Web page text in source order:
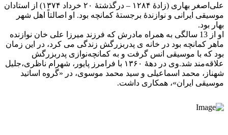
علی‌اصغر بهاری (زادهٔ ۱۲۸۴ – درگذشتهٔ ۲۰ خرداد ۱۳۷۴) از استادان
موسیقی ایرانی و نوازندهٔ برجستهٔ کمانچه بود. او اصالتاً اهل شهر
بهار بود.
او از 13 سالگی به همراه مادرش که فرزند میرزا علی خان نوازنده
ماهر کمانچه بود در خانه ی پدربزرگش زندگی می کرد، در این زمان
بود که با موسیقی انس گرفت و به کمانچه‌نوازی پدربزرگش
علاقه‌مند شد.وی در دههٔ ۱۳۶۰ با فرامرز پایور، شهرام ناظری،جلیل
شهناز، محمد اسماعیلی و سید محمد موسوی، در «گروه اساتید
موسیقی ایران»، همکاری داشت.